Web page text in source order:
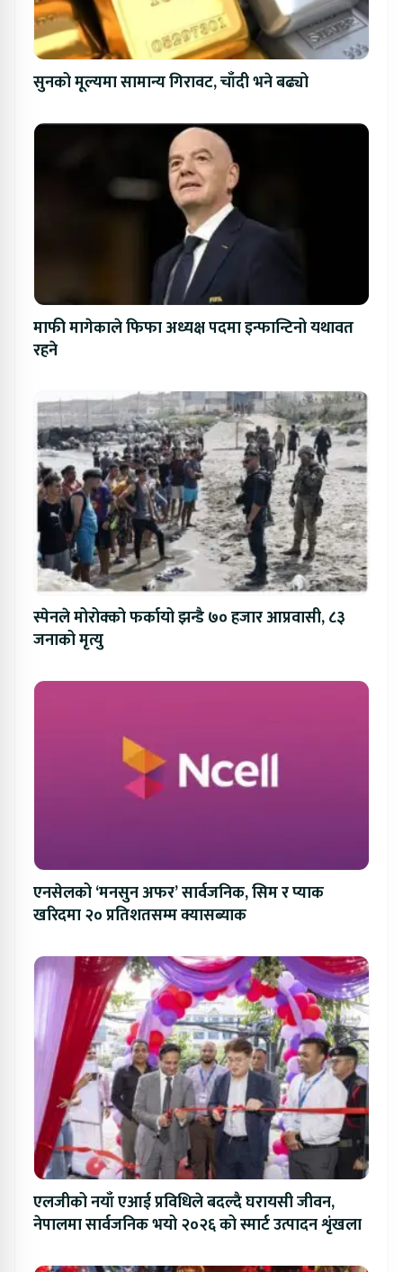
सुनको मूल्यमा सामान्य गिरावट, चाँदी भने बढ्यो
माफी मागेकाले फिफा अध्यक्ष पदमा इन्फान्टिनो यथावत
रहने
स्पेनले मोरोक्को फर्कायो झन्डै ७० हजार आप्रवासी, ८३
जनाको मृत्यु
एनसेलको ‘मनसुन अफर’ सार्वजनिक, सिम र प्याक
खरिदमा २० प्रतिशतसम्म क्यासब्याक
एलजीको नयाँ एआई प्रविधिले बदल्दै घरायसी जीवन,
नेपालमा सार्वजनिक भयो २०२६ को स्मार्ट उत्पादन शृंखला